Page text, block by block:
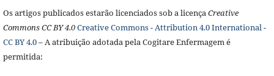
Os artigos publicados estarão licenciados sob a licençaCreative
Commons CC BY 4.0Creative Commons - Attribution 4.0 International -
CC BY 4.0– A atribuição adotada pela Cogitare Enfermagem é
permitida: